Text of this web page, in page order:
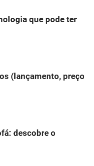
que pode ter
(lançamento, preço
descobre o